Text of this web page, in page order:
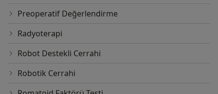
Preoperatif Değerlendirme
Radyoterapi
Robot Destekli Cerrahi
Robotik Cerrahi